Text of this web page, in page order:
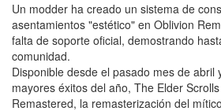
Un modder ha creado un sistema de
asentamientos "estético" en Oblivion
falta de soporte oficial, demostrando
comunidad.
Disponible desde el pasado mes de abril
mayores éxitos del año, The Elder
Remastered, la remasterización del